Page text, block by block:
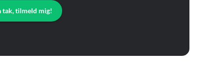
tak, tilmeld mig!